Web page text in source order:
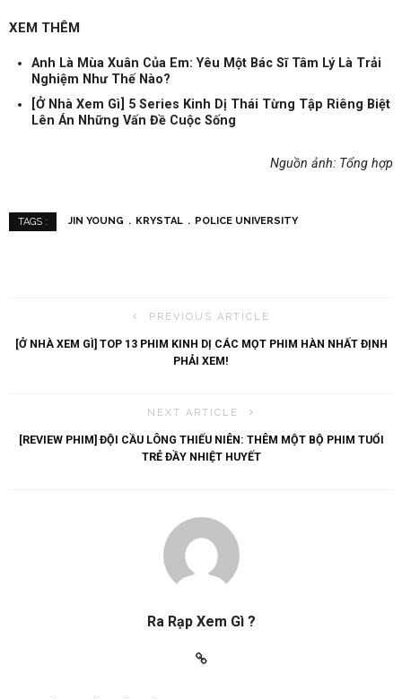
XEM THÊM
Anh Là Mùa Xuân Của Em: Yêu Một Bác Sĩ Tâm Lý Là Trải
Nghiệm Như Thế Nào?
[Ở Nhà Xem Gì] 5 Series Kinh Dị Thái Từng Tập Riêng Biệt
Lên Án Những Vấn Đề Cuộc Sống
Nguồn ảnh: Tổng hợp
TAGS : JIN YOUNG KRYSTAL POLICE UNIVERSITY
PREVIOUS ARTICLE
[Ở NHÀ XEM GÌ] TOP 13 PHIM KINH DỊ CÁC MỌT PHIM HÀN NHẤT ĐỊNH
PHẢI XEM!
NEXT ARTICLE
[REVIEW PHIM] ĐỘI CẦU LÔNG THIẾU NIÊN: THÊM MỘT BỘ PHIM TUỔI
TRẺ ĐẦY NHIỆT HUYẾT
Ra Rạp Xem Gì ?